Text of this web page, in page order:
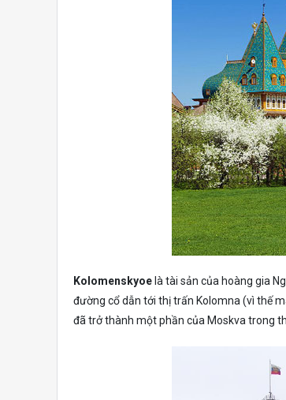
Kolomenskyoe là tài sản của hoàng gia
đường cổ dẫn tới thị trấn Kolomna (vì thế
đã trở thành một phần của Moskva trong